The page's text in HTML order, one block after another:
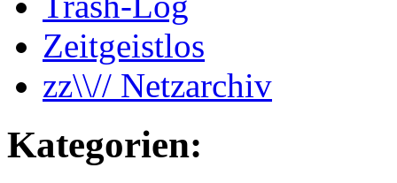
Zeitgeistlos
zz\\// Netzarchiv
Kategorien: